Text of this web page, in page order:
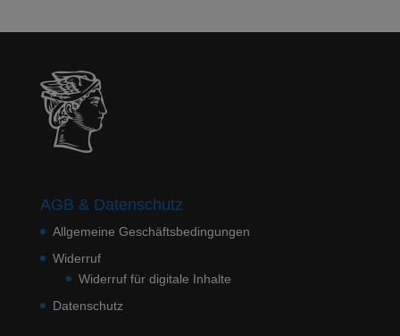
AGB & Datenschutz
Allgemeine Geschäftsbedingungen
Widerruf
Widerruf für digitale Inhalte
Datenschutz